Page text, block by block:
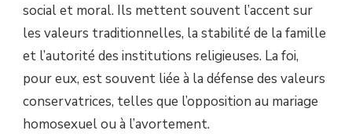
social et moral. Ils mettent souvent l’accent sur
les valeurs traditionnelles, la stabilité de la famille
et l’autorité des institutions religieuses. La foi,
pour eux, est souvent liée à la défense des valeurs
conservatrices, telles que l’opposition au mariage
homosexuel ou à l’avortement.